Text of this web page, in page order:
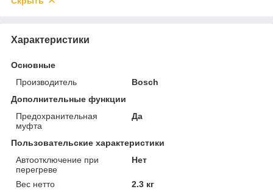
Характеристики
Основные
Производитель
Bosch
Дополнительные функции
Предохранительная
муфта
Да
Пользовательские характеристики
Автоотключение при
перегреве
Нет
Вес нетто
2.3 кг